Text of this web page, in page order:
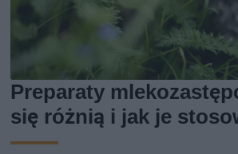
Preparaty
się różnią i jak je